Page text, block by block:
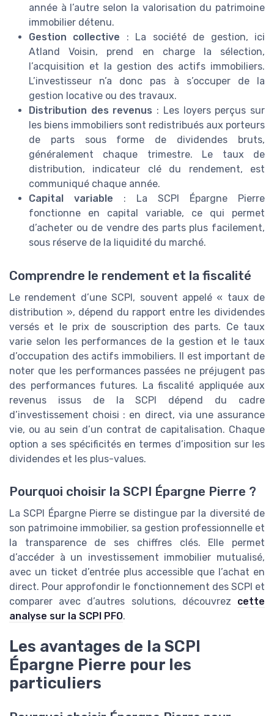
année à l’autre selon la valorisation du patrimoine
immobilier détenu.
Gestion collective : La société de gestion, ici
Atland Voisin, prend en charge la sélection,
l’acquisition et la gestion des actifs immobiliers.
L’investisseur n’a donc pas à s’occuper de la
gestion locative ou des travaux.
Distribution des revenus : Les loyers perçus sur
les biens immobiliers sont redistribués aux porteurs
de parts sous forme de dividendes bruts,
généralement chaque trimestre. Le taux de
distribution, indicateur clé du rendement, est
communiqué chaque année.
Capital variable : La SCPI Épargne Pierre
fonctionne en capital variable, ce qui permet
d’acheter ou de vendre des parts plus facilement,
sous réserve de la liquidité du marché.
Comprendre le rendement et la fiscalité
Le rendement d’une SCPI, souvent appelé « taux de
distribution », dépend du rapport entre les dividendes
versés et le prix de souscription des parts. Ce taux
varie selon les performances de la gestion et le taux
d’occupation des actifs immobiliers. Il est important de
noter que les performances passées ne préjugent pas
des performances futures. La fiscalité appliquée aux
revenus issus de la SCPI dépend du cadre
d’investissement choisi : en direct, via une assurance
vie, ou au sein d’un contrat de capitalisation. Chaque
option a ses spécificités en termes d’imposition sur les
dividendes et les plus-values.
Pourquoi choisir la SCPI Épargne Pierre ?
La SCPI Épargne Pierre se distingue par la diversité de
son patrimoine immobilier, sa gestion professionnelle et
la transparence de ses chiffres clés. Elle permet
d’accéder à un investissement immobilier mutualisé,
avec un ticket d’entrée plus accessible que l’achat en
direct. Pour approfondir le fonctionnement des SCPI et
comparer avec d’autres solutions, découvrez cette
analyse sur la SCPI PFO.
Les avantages de la SCPI
Épargne Pierre pour les
particuliers